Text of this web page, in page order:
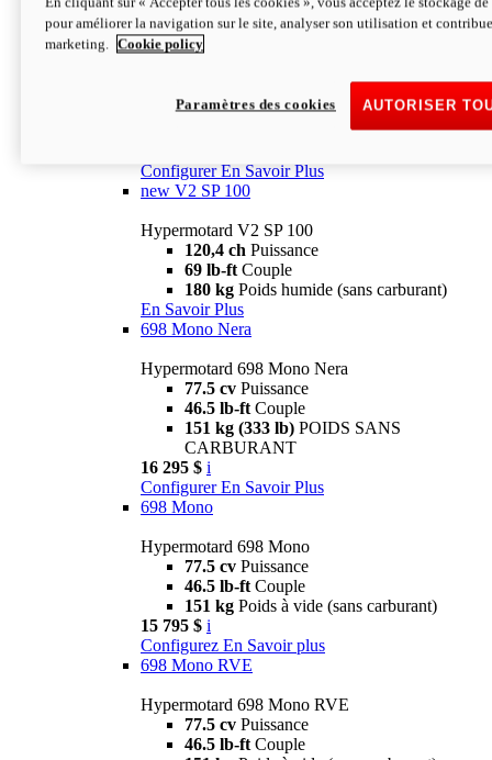
Configurer En Savoir Plus
newV2 SP
69 lb-ftCouple
Poids humide (sans carburant)
Configurer En Savoir Plus
new V2 SP 100
Hypermotard V2 SP 100
120,4 ch Puissance
69 lb-ft Couple
180 kg Poids humide (sans carburant)
En Savoir Plus
698 Mono Nera
Hypermotard 698 Mono Nera
77.5 cv Puissance
46.5 lb-ft Couple
151 kg (333 lb) POIDS SANS
CARBURANT
16 295 $ i
Configurer En Savoir Plus
698 Mono
Hypermotard 698 Mono
77.5 cv Puissance
46.5 lb-ft Couple
151 kg Poids à vide (sans carburant)
15 795 $ i
Configurez En Savoir plus
698 Mono RVE
Hypermotard 698 Mono RVE
77.5 cv Puissance
46.5 lb-ft Couple
pour améliorer la navigation sur le site, analyser son utilisation et
marketing.
Cookie policy
AUTORISER
Paramètres des cookies